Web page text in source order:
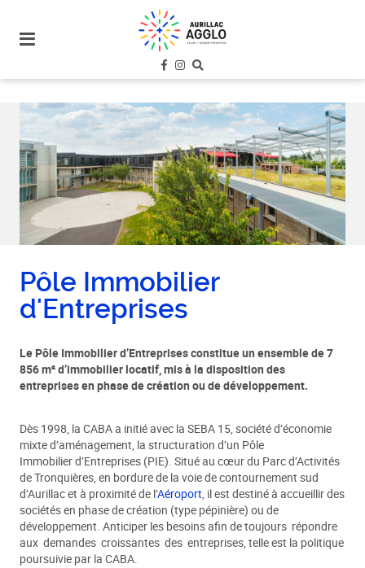
site
menu
aller au
contenu
Pôle Immobilier
d'Entreprises
Le Pôle Immobilier d’Entreprises constitue un ensemble de 7
856 m² d’immobilier locatif, mis à la disposition des
entreprises en phase de création ou de développement.
Dès 1998, la CABA a initié avec la SEBA 15, société d’économie
mixte d’aménagement, la structuration d’un Pôle
Immobilier d’Entreprises (PIE). Situé au cœur du Parc d’Activités
de Tronquières, en bordure de la voie de contournement sud
d’Aurillac et à proximité de l’Aéroport, il est destiné à accueillir des
sociétés en phase de création (type pépinière) ou de
développement. Anticiper les besoins afin de toujours répondre
aux demandes croissantes des entreprises, telle est la politique
poursuivie par la CABA.